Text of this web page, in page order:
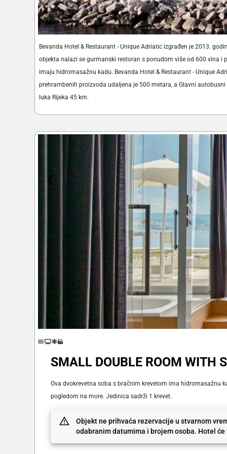
Bevanda Hotel & Restaurant - Unique Adriatic izgrađen je 2013.
objekta nalazi se gurmanski restoran s ponudom više od 600 vina i
imaju hidromasažnu kadu. Bevanda Hotel & Restaurant - Unique
prehrambenih proizvoda udaljena je 500 metara, a Glavni
luka Rijeka 45 km.
SMALL DOUBLE ROOM WITH
Ova dvokrevetna soba s bračnim krevetom ima hidromasažnu
pogledom na more. Jedinica sadrži 1 krevet.
Objekt ne prihvaća rezervacije u stvarnom
odabranim datumima i brojem osoba. Hotel